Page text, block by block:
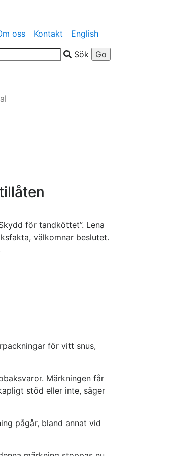
oss Kontakt English
Sök
för tandköttet”. Lena
välkomnar beslutet.
för vitt snus,
Märkningen får
stöd eller inte, säger
pågår, bland annat vid